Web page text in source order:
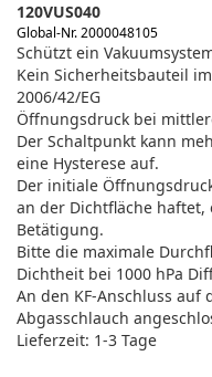
120VUS040
Global-Nr. 2000048105
Schützt ein
Kein Sicherheitsbauteil
2006/42/EG
Öffnungsdruck bei
Der Schaltpunkt kann
eine Hysterese auf.
Der initiale
an der Dichtfläche
Betätigung.
Bitte die maximale
Dichtheit bei 1000 hPa
An den KF-Anschluss auf
Abgasschlauch
Lieferzeit: 1-3 Tage